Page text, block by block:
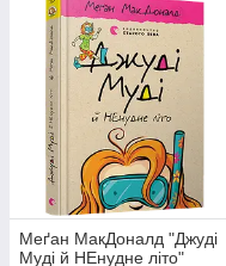
Меґан МакДоналд "Джуді
Муді й НЕнудне літо"